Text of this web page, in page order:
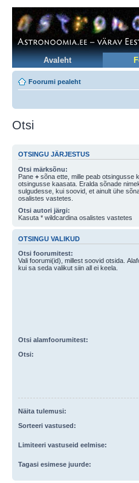
Avaleht
Foorumi pealeht
Otsi
OTSINGU JÄRJESTUS
Otsi märksõnu:
Pane + sõna ette, mille peab otsingusse
otsingusse kaasata. Eralda sõnade
sulgudesse, kui soovid, et ainult ühe sõnaga otsitaks. Kasuta * wildcardina
osalistes vastetes.
Otsi autori järgi:
Kasuta * wildcardina osalistes vastetes
OTSINGU VALIKUD
Otsi foorumitest:
Vali foorumi(id), millest soovid otsida.
kui sa seda valikut siin all ei keela.
Otsi alamfoorumitest:
Otsi:
Näita tulemusi:
Sorteeri vastused:
Limiteeri vastuseid eelmise:
Tagasi esimese juurde: